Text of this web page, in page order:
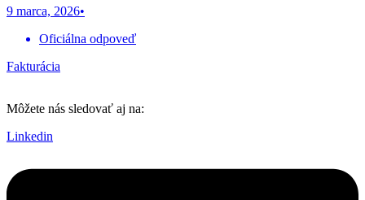
9 marca, 2026•
Oficiálna odpoveď
Fakturácia
Môžete nás sledovať aj na:
Linkedin